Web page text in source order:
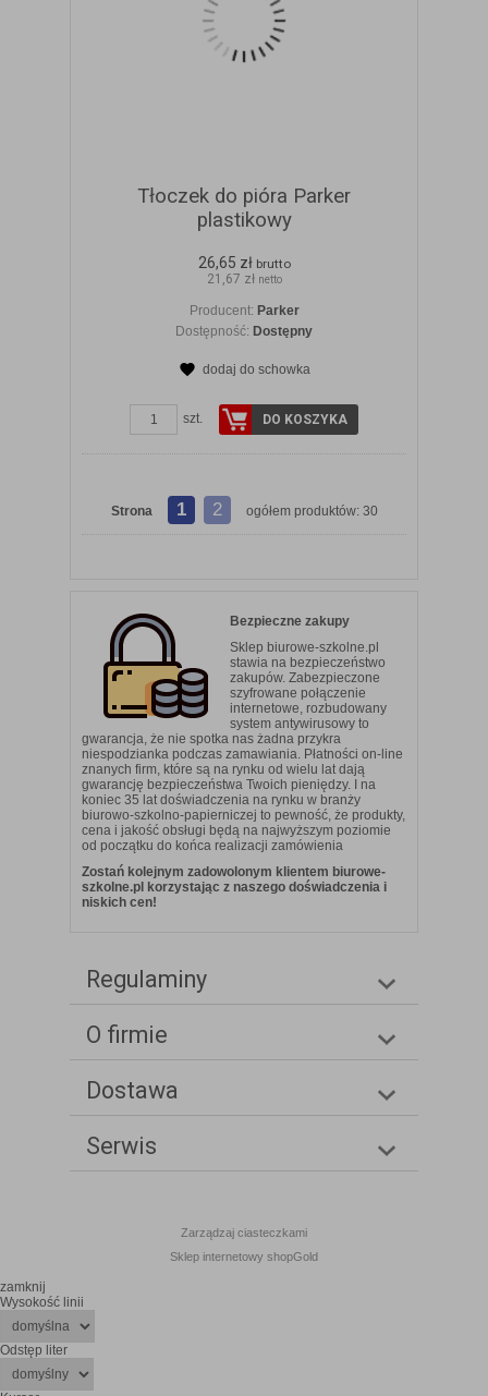
Tłoczek do pióra Parker
plastikowy
26,65 zł brutto
21,67 zł netto
Producent: Parker
Dostępność: Dostępny
dodaj do schowka
szt. DO KOSZYKA
Strona 1 2 ogółem produktów: 30
Bezpieczne zakupy
Sklep biurowe-szkolne.pl
stawia na bezpieczeństwo
zakupów. Zabezpieczone
szyfrowane połączenie
internetowe, rozbudowany
system antywirusowy to
gwarancja, że nie spotka nas żadna przykra
niespodzianka podczas zamawiania. Płatności on-line
znanych firm, które są na rynku od wielu lat dają
gwarancję bezpieczeństwa Twoich pieniędzy. I na
koniec 35 lat doświadczenia na rynku w branży
biurowo-szkolno-papierniczej to pewność, że produkty,
cena i jakość obsługi będą na najwyższym poziomie
od początku do końca realizacji zamówienia
Zostań kolejnym zadowolonym klientem biurowe-
szkolne.pl korzystając z naszego doświadczenia i
niskich cen!
Regulaminy
O firmie
Dostawa
Serwis
Zarządzaj ciasteczkami
Sklep internetowy shopGold
zamknij
Wysokość linii
Odstęp liter